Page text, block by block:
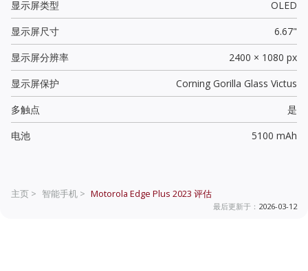
显示屏类型
OLED
显示屏尺寸
6.67"
显示屏分辨率
2400 × 1080 px
显示屏保护
Corning Gorilla Glass Victus
多触点
是
电池
5100 mAh
主页 > 智能手机 > Motorola Edge Plus 2023 评估
最后更新于： 2026-03-12